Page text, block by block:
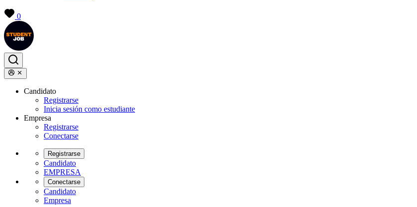
0
Candidato
Registrarse
Inicia sesión como estudiante
Empresa
Registrarse
Conectarse
Registrarse
Candidato
EMPRESA
Conectarse
Candidato
Empresa